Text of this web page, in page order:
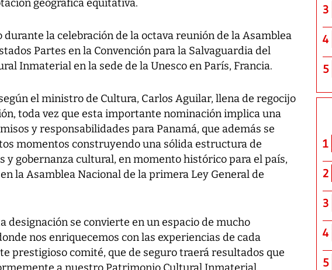
geográfica equitativa.
durante la celebración de la octava reunión de la Asamblea
Partes en la Convención para la Salvaguardia del
Inmaterial en la sede de la Unesco en París, Francia.
el ministro de Cultura, Carlos Aguilar, llena de regocijo
toda vez que esta importante nominación implica una
y responsabilidades para Panamá, que además se
momentos construyendo una sólida estructura de
y gobernanza cultural, en momento histórico para el país,
la Asamblea Nacional de la primera Ley General de
designación se convierte en un espacio de mucho
nos enriquecemos con las experiencias de cada
prestigioso comité, que de seguro traerá resultados que
a nuestro Patrimonio Cultural Inmaterial.
3
4
5
1
2
3
4
5